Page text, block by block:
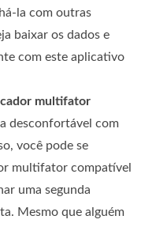
la com outras
baixar os dados e
com este aplicativo
multifator
desconfortável com
você pode se
multifator compatível
uma segunda
Mesmo que alguém